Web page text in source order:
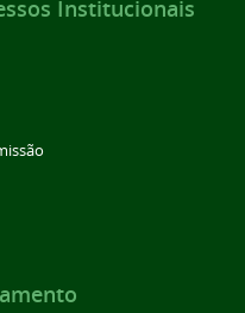
Institucionais